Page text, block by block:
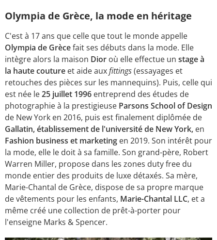
Olympia de Grèce, la mode en héritage
C'est à 17 ans que celle que tout le monde appelle
Olympia de Grècefait ses débuts dans la mode. Elle
intègre alors la maison Dior où elle effectue un stage à
la haute couture et aide auxfittings(essayages et
retouches des pièces sur les mannequins). Puis, celle qui
est née le25 juillet 1996 entreprend des études de
photographie à la prestigieuse Parsons School of Design
de New York en 2016, puis est finalement diplômée de
Gallatin, établissement de l'université de New York, en
Fashion business et marketing en 2019. Son intérêt pour
la mode, elle le doit à sa famille. Son grand-père, Robert
Warren Miller, propose dans les zones duty free du
monde entier des produits de luxe détaxés. Sa mère,
Marie-Chantal de Grèce, dispose de sa propre marque
de vêtements pour les enfants, Marie-Chantal LLC, et a
même créé une collection de prêt-à-porter pour
l'enseigne Marks & Spencer.